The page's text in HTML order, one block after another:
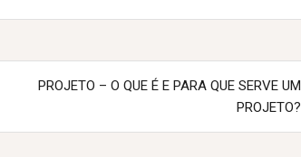
PROJETO – O QUE É E PARA QUE SERVE UM
PROJETO?